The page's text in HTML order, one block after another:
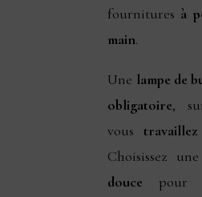
fournitures à
main.
Une lampe de
obligatoire,
vous
Choisissez une
douce pour